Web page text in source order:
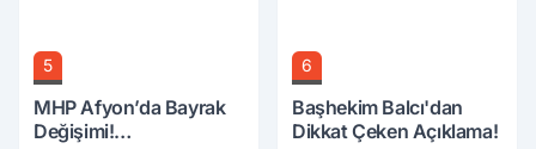
5
MHP Afyon’da Bayrak
Değişimi!
6
Başhekim Balcı'dan
Dikkat Çeken Açıklama!